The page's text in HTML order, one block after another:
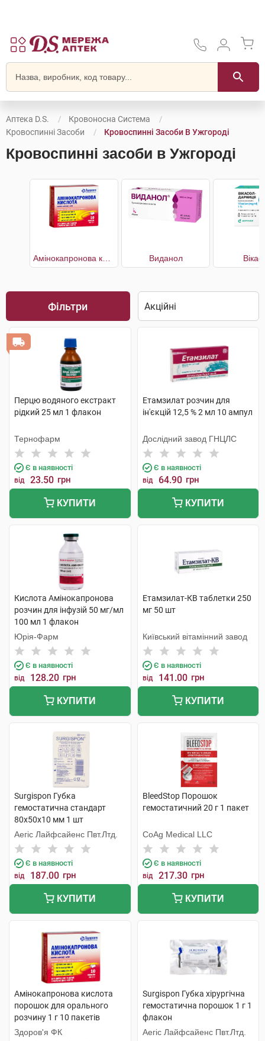
Аптека D.S.
Кровоносна Система
Кровоспинні Засоби
Кровоспинні Засоби В Ужгороді
Кровоспинні засоби в Ужгороді
Виданол
Фільтри
Перцю водяного екстракт
рідкий 25 мл 1 флакон
Тернофарм
Є в наявності
від 23.50 грн
КУПИТИ
Етамзилат розчин для
ін'єкцій 12,5 % 2 мл 10 ампул
Дослідний завод ГНЦЛС
Є в наявності
від 64.90 грн
КУПИТИ
Кислота Амінокапронова
розчин для інфузій 50 мг/мл
100 мл 1 флакон
Юрія-Фарм
Є в наявності
від 128.20 грн
КУПИТИ
Етамзилат-КВ таблетки 250
мг 50 шт
Київський вітамінний завод
Є в наявності
від 141.00 грн
КУПИТИ
Surgispon Губка
гемостатична стандарт
80х50х10 мм 1 шт
Аегіс Лайфсайенс Пвт.Лтд.
Є в наявності
від 187.00 грн
КУПИТИ
BleedStop Порошок
гемостатичний 20 г 1 пакет
CoAg Medical LLC
Є в наявності
від 217.30 грн
КУПИТИ
Амінокапронова кислота
порошок для орального
розчину 1 г 10 пакетів
Здоров'я ФК
Surgispon Губка хірургічна
гемостатична порошок 1 г 1
флакон
Аегіс Лайфсайенс Пвт.Лтд.